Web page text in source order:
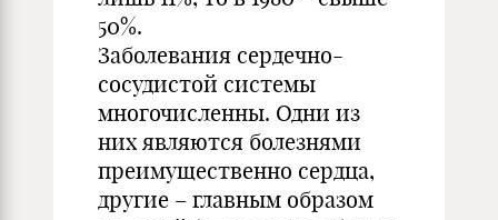
50%.
Заболевания сердечно-
сосудистой системы
многочисленны. Одни из
них являются болезнями
преимущественно сердца,
другие – главным образом